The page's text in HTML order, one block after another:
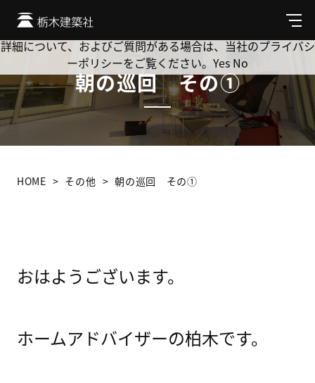
メ
ニ
ュ
朝の巡回 その①
HOME その他 朝の巡回 その①
おはようございます。
ホームアドバイザーの柏木です。
Cookie を使用して、お客様の活動を追跡してもよろしいです
か? 当社ではお客様のプライバシーを極めて重視しています。
詳細について、およびご質問がある場合は、当社のプライバシ
ーポリシーをご覧ください。 Yes No